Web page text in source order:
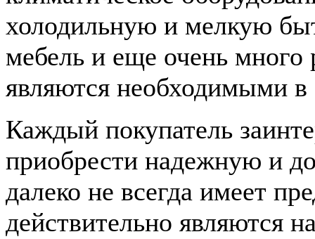
холодильную и мелкую
мебель и еще очень много
являются необходимыми в
Каждый покупатель
приобрести надежную и
далеко не всегда имеет
действительно являются